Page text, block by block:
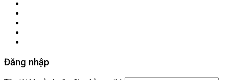
Đăng nhập